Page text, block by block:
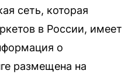
сеть, которая
в России, имеет
о
размещена на